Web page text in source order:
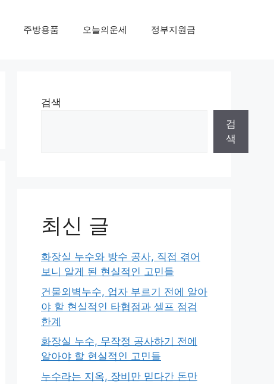
주방용품 오늘의운세 정부지원금
검색
검
색
최신 글
화장실 누수와 방수 공사, 직접 겪어
보니 알게 된 현실적인 고민들
건물외벽누수, 업자 부르기 전에 알아
야 할 현실적인 타협점과 셀프 점검
한계
화장실 누수, 무작정 공사하기 전에
알아야 할 현실적인 고민들
누수라는 지옥, 장비만 믿다간 돈만